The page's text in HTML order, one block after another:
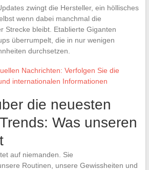
zwingt die Hersteller, ein höllisches
wenn dabei manchmal die
Strecke bleibt. Etablierte Giganten
überrumpelt, die in nur wenigen
durchsetzen.
Nachrichten: Verfolgen Sie die
internationalen Informationen
die neuesten
Was unseren
auf niemanden. Sie
Routinen, unsere Gewissheiten und